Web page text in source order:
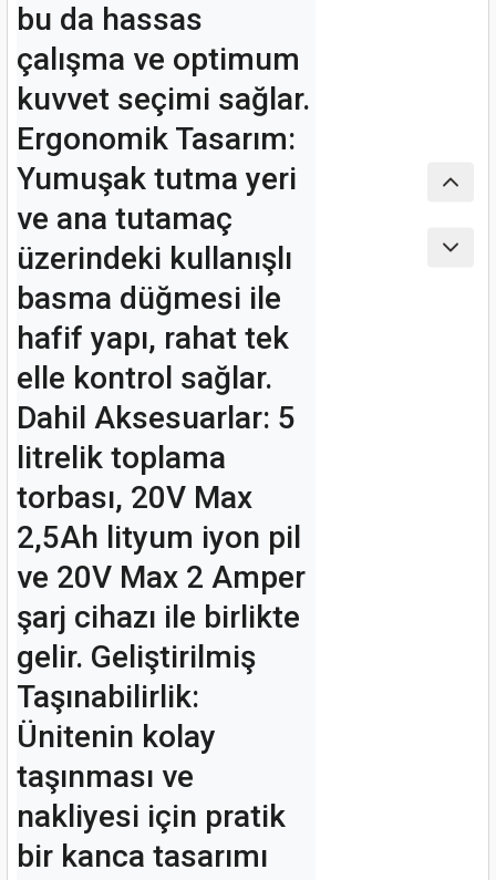
bu da hassas
çalışma ve optimum
kuvvet seçimi sağlar.
Ergonomik Tasarım:
Yumuşak tutma yeri
ve ana tutamaç
üzerindeki kullanışlı
basma düğmesi ile
hafif yapı, rahat tek
elle kontrol sağlar.
Dahil Aksesuarlar: 5
litrelik toplama
torbası, 20V Max
2,5Ah lityum iyon pil
ve 20V Max 2 Amper
şarj cihazı ile birlikte
gelir. Geliştirilmiş
Taşınabilirlik:
Ünitenin kolay
taşınması ve
nakliyesi için pratik
bir kanca tasarımı